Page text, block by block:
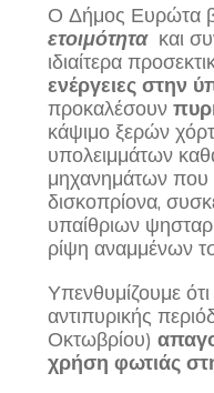
Ο Δήμος Ευρώτα
ετοιμότητα και
ιδιαίτερα
ενέργειες στην
προκαλέσουν
κάψιμο ξερών
υπολειμμάτων
μηχανημάτων
δισκοπρίονα,
υπαίθριων
ρίψη αναμμένων
Υπενθυμίζουμε
αντιπυρικής
Οκτωβρίου)
χρήση φωτιάς